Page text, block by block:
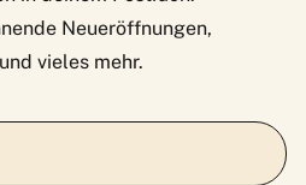
Neueröffnungen,
vieles mehr.